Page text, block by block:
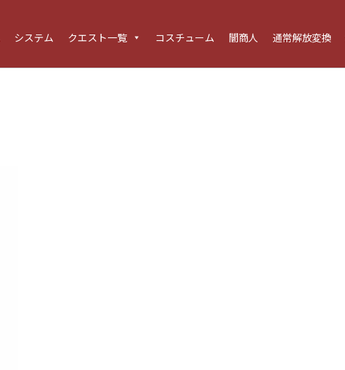
システム クエスト一覧 コスチューム 闇商人 通常解放変換